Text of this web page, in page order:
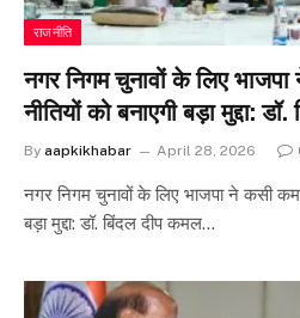
राजनीति
नगर निगम चुनावों के लिए
नीतियों को बनाएगी बड़ा मुद्दा: डॉ.
By aapkikhabar April 28, 2026
नगर निगम चुनावों के लिए भाजपा ने कसी
बड़ा मुद्दा: डॉ. बिंदल दीप कमल…